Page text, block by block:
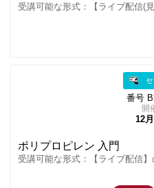
受講可能な形式：【ライブ配信(
番号
開
12
ポリプロピレン 入門
受講可能な形式：【ライブ配信】